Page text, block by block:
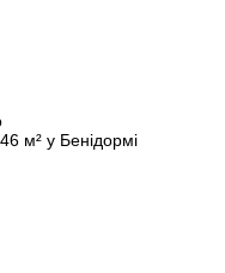
м² у Бенідормі
дані, і ми